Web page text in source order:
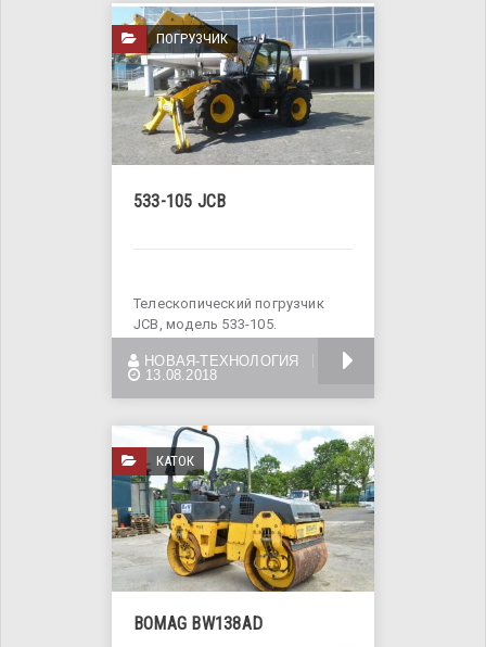
ПОГРУЗЧИК
533-105 JCB
Телескопический погрузчик
JCB, модель 533-105.
2008 года
НОВАЯ-ТЕХНОЛОГИЯ
13.08.2018
КАТОК
BOMAG BW138AD